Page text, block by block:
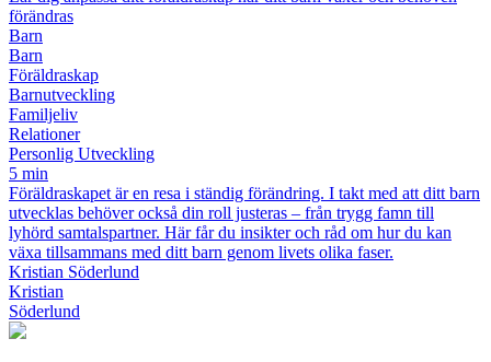
förändras
Barn
Barn
Föräldraskap
Barnutveckling
Familjeliv
Relationer
Personlig Utveckling
5 min
Föräldraskapet är en resa i ständig förändring. I takt med att ditt barn
utvecklas behöver också din roll justeras – från trygg famn till
lyhörd samtalspartner. Här får du insikter och råd om hur du kan
växa tillsammans med ditt barn genom livets olika faser.
Kristian Söderlund
Kristian
Söderlund